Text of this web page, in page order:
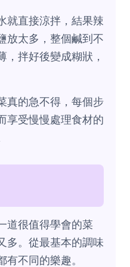
就直接涼拌，結果辣
放太多，整個鹹到不
，拌好後變成糊狀，
真的急不得，每個步
享受慢慢處理食材的
道很值得學會的菜
多。從最基本的調味
不同的樂趣。